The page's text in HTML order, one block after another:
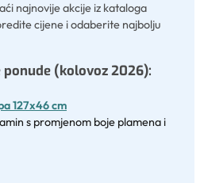
najnovije akcije iz kataloga
cijene i odaberite najbolju
(kolovoz 2026):
127x46 cm
s promjenom boje plamena i